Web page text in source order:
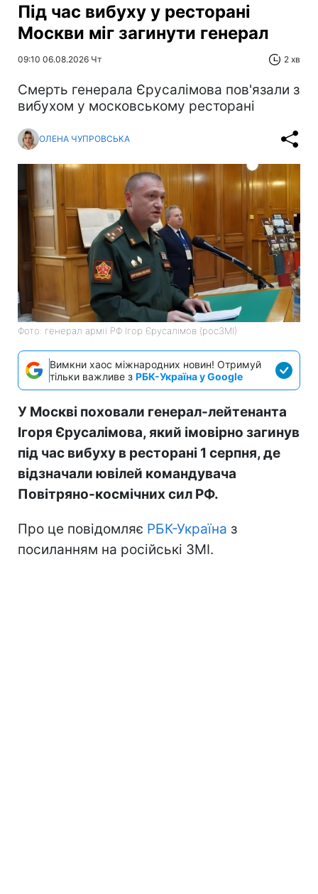
Під час вибуху у ресторані
Москви міг загинути генерал
09:10 06.08.2026 Чт 2 хв
Смерть генерала Єрусалімова пов'язали з
вибухом у московському ресторані
ОЛЕНА ЧУПРОВСЬКА
Фото: генерал армії РФ Ігор Єрусалімов (росЗМІ)
Вимкни хаос міжнародних новин! Отримуй
тільки важливе з РБК-Україна у Google
У Москві поховали генерал-лейтенанта
Ігоря Єрусалімова, який імовірно загинув
під час вибуху в ресторані 1 серпня, де
відзначали ювілей командувача
Повітряно-космічних сил РФ.
Про це повідомляє РБК-Україна з
посиланням на російські ЗМІ.